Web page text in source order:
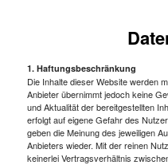
1. Haftungsbeschränkung
Die Inhalte dieser Website werden
Anbieter übernimmt jedoch keine
und Aktualität der bereitgestellten
erfolgt auf eigene Gefahr des
geben die Meinung des jeweiligen
Anbieters wieder. Mit der reinen
keinerlei Vertragsverhältnis